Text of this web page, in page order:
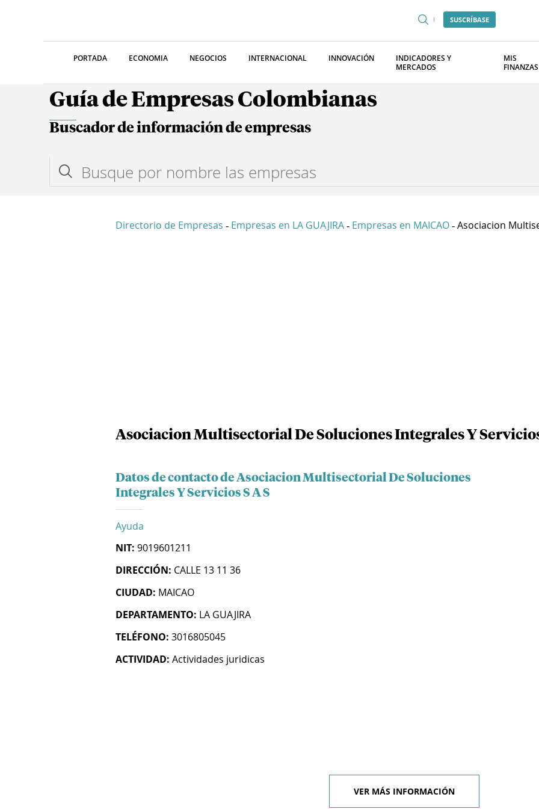
SUSCRÍBASE
PORTADA ECONOMIA NEGOCIOS INTERNACIONAL INNOVACIÓN
INDICADORES Y
MERCADOS
MIS
FINANZAS
Guía de Empresas Colombianas
Buscador de información de empresas
Directorio de Empresas - Empresas en LA GUAJIRA - Empresas en MAICAO - Asociacion
Asociacion Multisectorial De Soluciones Integrales Y Servicios
Datos de contacto de Asociacion Multisectorial De Soluciones
Integrales Y Servicios S A S
Ayuda
NIT: 9019601211
DIRECCIÓN: CALLE 13 11 36
CIUDAD: MAICAO
DEPARTAMENTO: LA GUAJIRA
TELÉFONO: 3016805045
ACTIVIDAD: Actividades juridicas
VER MÁS INFORMACIÓN